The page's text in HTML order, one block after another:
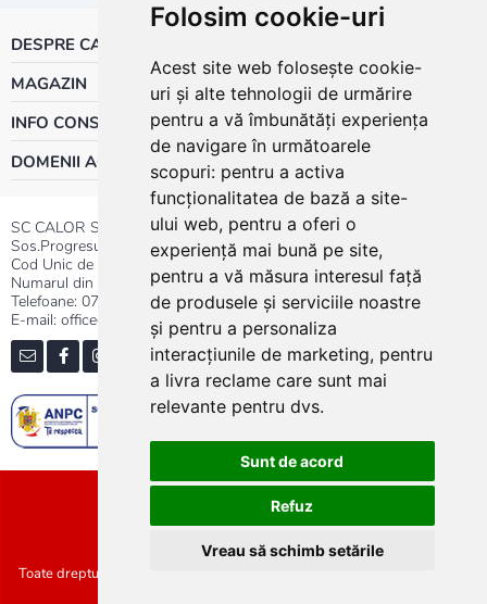
Folosim cookie-uri
Acest site web folosește cookie-
uri și alte tehnologii de urmărire
pentru a vă îmbunătăți experiența
de navigare în următoarele
scopuri: pentru a activa
funcționalitatea de bază a site-
ului web, pentru a oferi o
experiență mai bună pe site,
pentru a vă măsura interesul față
de produsele și serviciile noastre
și pentru a personaliza
interacțiunile de marketing, pentru
a livra reclame care sunt mai
relevante pentru dvs.
Sunt de acord
Refuz
Vreau să schimb setările
DESPRE CALOR
MAGAZIN
INFO CONSUMATOR
DOMENII ACTIVITATE
SC CALOR SRL
Sos.Progresului nr.30-40, Sector 5, Bucuresti
Cod Unic de Inregistrare: RO 3004724
Numarul din Registrul Comertului:J40/13176/1991
Telefoane: 0737.23.44.44|021.411.44.44
E-mail: office@calor.ro
Toate drepturile rezervate SC Calor SRL :: Copyright 2021 :: Realizat de